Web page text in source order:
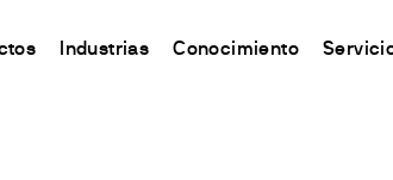
Industrias Conocimiento